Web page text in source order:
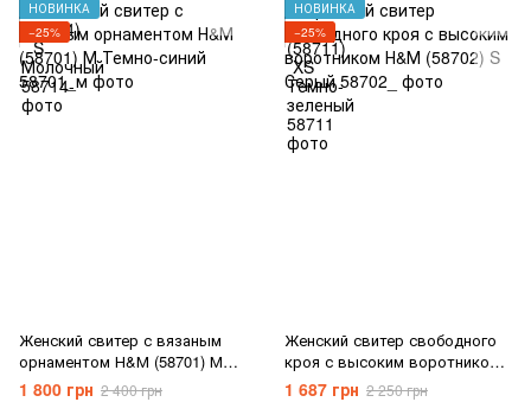
НОВИНКА
−25%
Женский свитер с вязаным
орнаментом Н&М (58701) М
Темно-синий
1 800 грн 2 400 грн
НОВИНКА
−25%
Женский свитер свободного
кроя с высоким воротником
Н&М (58702) S Серый
1 687 грн 2 250 грн